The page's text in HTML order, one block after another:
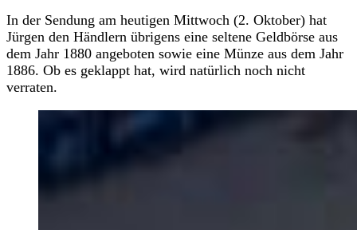
In der Sendung am heutigen Mittwoch (2. Oktober) hat
Jürgen den Händlern übrigens eine seltene Geldbörse aus
dem Jahr 1880 angeboten sowie eine Münze aus dem Jahr
1886. Ob es geklappt hat, wird natürlich noch nicht
verraten.